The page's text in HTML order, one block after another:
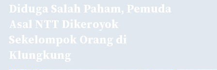
Diduga Salah Paham, Pemuda
Asal NTT Dikeroyok
Sekelompok Orang di
Klungkung